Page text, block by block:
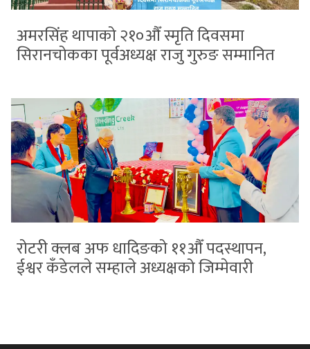
अमरसिंह थापाको २१०औँ स्मृति दिवसमा
सिरानचोकका पूर्वअध्यक्ष राजु गुरुङ सम्मानित
रोटरी क्लब अफ धादिङको ११औँ पदस्थापन,
ईश्वर कँडेलले सम्हाले अध्यक्षको जिम्मेवारी